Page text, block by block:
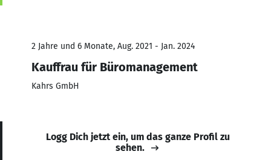
2 Jahre und 6 Monate, Aug. 2021 - Jan. 2024
Kauffrau für Büromanagement
Kahrs GmbH
Logg Dich jetzt ein, um das ganze Profil zu
sehen.